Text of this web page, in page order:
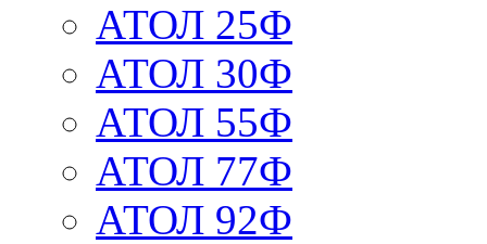
АТОЛ 25Ф
АТОЛ 30Ф
АТОЛ 55Ф
АТОЛ 77Ф
АТОЛ 92Ф